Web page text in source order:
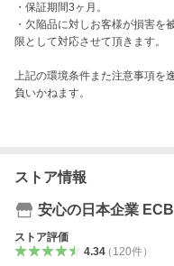
・保証期間3ヶ月。
・欠陥品に対しお客様が損害を
限として対応させて頂きます。
上記の環境条件また注意事項を
負いかねます。
ストア情報
安心の日本企業
ストア評価
4.34（ 120件）